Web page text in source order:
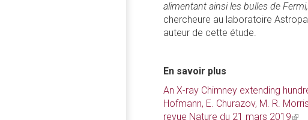
alimentant ainsi les bulles de
chercheure au laboratoire
auteur de cette étude.
En savoir plus
An X-ray Chimney extending
Hofmann, E. Churazov, M. R.
revue Nature du 21 mars 2019(link